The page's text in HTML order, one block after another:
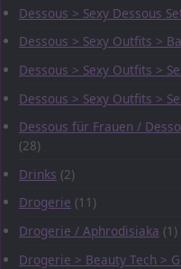
Dessous > Sexy Dessous
Dessous > Sexy Outfits >
Dessous > Sexy Outfits >
Dessous > Sexy Outfits >
Dessous für Frauen /
(28)
Drinks (2)
Drogerie (11)
Drogerie / Aphrodisiaka (1)
Drogerie > Beauty Tech >